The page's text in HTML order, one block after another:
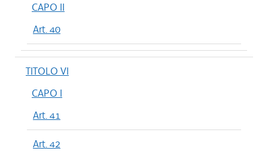
CAPO II
Art. 40
TITOLO VI
CAPO I
Art. 41
Art. 42